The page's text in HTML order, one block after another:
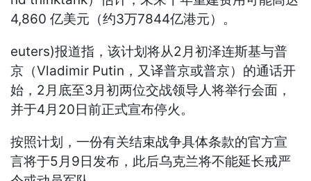
4,860 亿美元（约3万7844亿港元）。
euters)报道指，该计划将从2月初泽连斯基与普
京（Vladimir Putin，又译普京或普京）的通话开
始，2月底至3月初两位交战领导人将举行会面，
并于4月20日前正式宣布停火。
按照计划，一份有关结束战争具体条款的官方宣
言将于5月9日发布，此后乌克兰将不能延长戒严